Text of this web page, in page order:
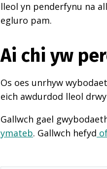
lleol yn penderfynu na
egluro pam.
Ai chi yw
Os oes unrhyw
eich awdurdod lleol
Gallwch gael
ymateb. Gallwch hefyd